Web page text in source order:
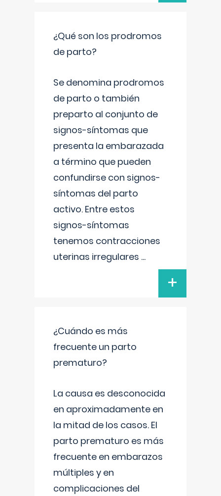
¿Qué son los prodromos
de parto?
Se denomina prodromos
de parto o también
preparto al conjunto de
signos-síntomas que
presenta la embarazada
a término que pueden
confundirse con signos-
síntomas del parto
activo. Entre estos
signos-síntomas
tenemos contracciones
uterinas irregulares ...
+
¿Cuándo es más
frecuente un parto
prematuro?
La causa es desconocida
en aproximadamente en
la mitad de los casos. El
parto prematuro es más
frecuente en embarazos
múltiples y en
complicaciones del